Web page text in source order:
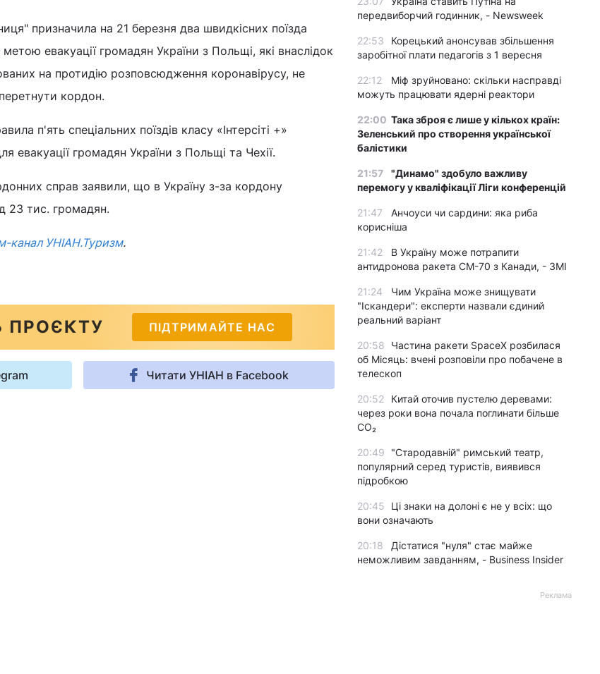
призначила на 21 березня два швидкісних поїзда
евакуації громадян України з Польщі, які внаслідок
на протидію розповсюдження коронавірусу, не
кордон.
п'ять спеціальних поїздів класу «Інтерсіті +»
евакуації громадян України з Польщі та Чехії.
справ заявили, що в Україну з-за кордону
23 тис. громадян.
канал УНІАН.Туризм.
ПРОЄКТУ ПІДТРИМАЙТЕ НАС
Читати УНІАН в Facebook
передвиборчий годинник, - Newsweek
22:53
Корецький анонсував збільшення
заробітної плати педагогів з 1 вересня
22:12
Міф зруйновано: скільки насправді
можуть працювати ядерні реактори
22:00 Така зброя є лише у кількох країн:
Зеленський про створення української
балістики
21:57
"Динамо" здобуло важливу
перемогу у кваліфікації Ліги конференцій
21:47
Анчоуси чи сардини: яка риба
корисніша
21:42
В Україну може потрапити
антидронова ракета CM-70 з Канади, - ЗМІ
21:24
Чим Україна може знищувати
"Іскандери": експерти назвали єдиний
реальний варіант
20:58
Частина ракети SpaceX розбилася
об Місяць: вчені розповіли про побачене в
телескоп
20:52
Китай оточив пустелю деревами:
через роки вона почала поглинати більше
CO₂
20:49
"Стародавній" римський театр,
популярний серед туристів, виявився
підробкою
20:45
Ці знаки на долоні є не у всіх: що
вони означають
20:18
Дістатися "нуля" стає майже
неможливим завданням, - Business Insider
Реклама